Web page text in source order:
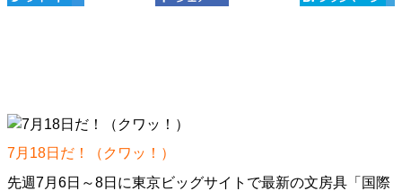
7月18日だ！（クワッ！）
先週7月6日～8日に東京ビッグサイトで最新の文房具「国際